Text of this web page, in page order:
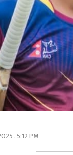
, 5:12 PM